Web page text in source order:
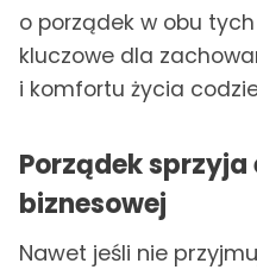
o porządek w obu
kluczowe dla
i komfortu życia
Porządek
biznesowej
Nawet jeśli nie